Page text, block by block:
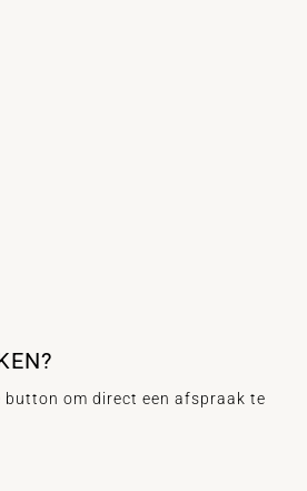
button om direct een afspraak te